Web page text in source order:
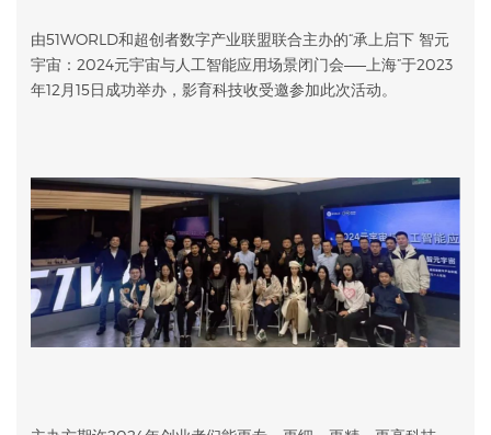
由51WORLD和超创者数字产业联盟联合主办的“承上启下 智元
宇宙：2024元宇宙与人工智能应用场景闭门会——上海”于2023
年12月15日成功举办，影育科技收受邀参加此次活动。